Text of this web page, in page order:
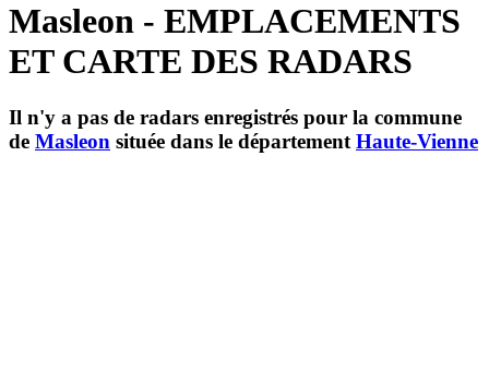
Masleon - EMPLACEMENTS
ET CARTE DES RADARS
Il n'y a pas de radars enregistrés pour la commune
de Masleon située dans le département Haute-Vienne